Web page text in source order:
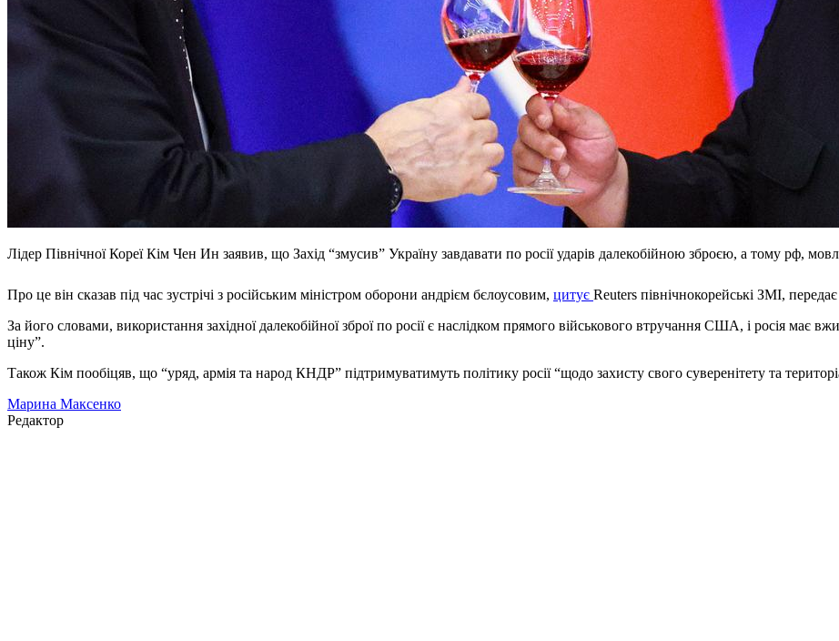
Лідер Північної Кореї Кім Чен Ин заявив, що Захід “змусив” Україну завдавати по росії ударів далекобійною зброєю, а тому рф,
Про це він сказав під час зустрічі з російським міністром оборони андрієм бєлоусовим, цитує Reuters північнокорейські ЗМІ, передає
За його словами, використання західної далекобійної зброї по росії є наслідком прямого військового втручання США, і росія має
ціну”.
Також Кім пообіцяв, що “уряд, армія та народ КНДР” підтримуватимуть політику росії “щодо захисту свого суверенітету та
Марина Максенко
Редактор